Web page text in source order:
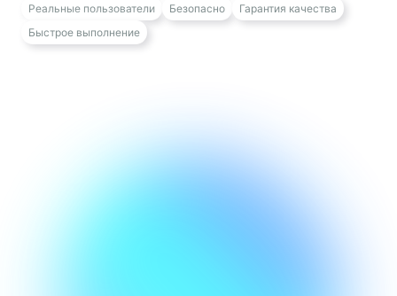
Реальные пользователи Безопасно
Гарантия качества
Быстрое выполнение